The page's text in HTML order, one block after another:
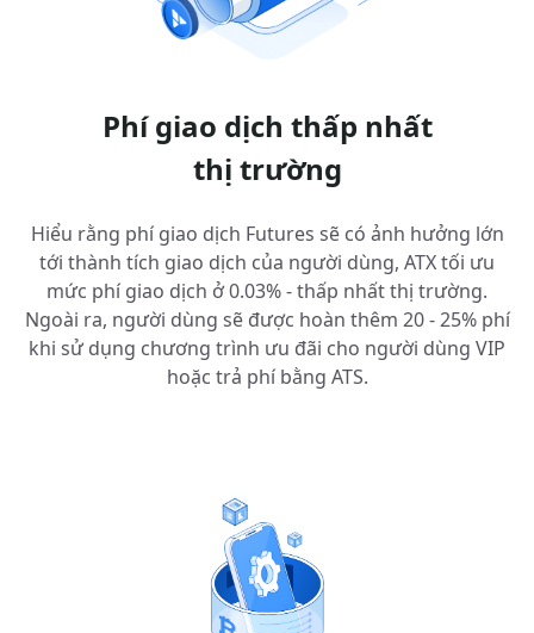
Phí giao dịch thấp nhất
thị trường
Hiểu rằng phí giao dịch Futures sẽ có ảnh hưởng lớn
tới thành tích giao dịch của người dùng, ATX tối ưu
mức phí giao dịch ở 0.03% - thấp nhất thị trường.
Ngoài ra, người dùng sẽ được hoàn thêm 20 - 25% phí
khi sử dụng chương trình ưu đãi cho người dùng VIP
hoặc trả phí bằng ATS.